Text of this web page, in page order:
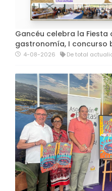
Gancéu celebra la Fiesta
gastronomía, I concurso
4-08-2026 De total